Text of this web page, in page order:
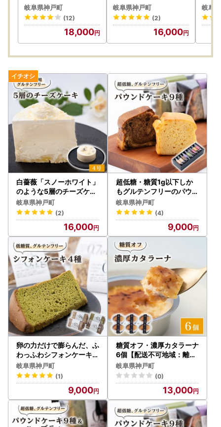
◆ワンストップ特例申請書類の郵送について
12月19日（金）～31日（水）の寄附申込においては、町か
ら申請書の送付は対応できかねます。
お手数ですが、ご自身で申請書をダウンロードして、当町ま
PHONE GRIP」の新型
、iH-700.【1255520
】
岐阜県神戸町
(12)
18,000
ケーキ糖質オフ(4号サ
イズ)薔薇の町からお届
け【配送不可地域：離島
】【1221005】
岐阜県神戸町
(2)
16,000
(すき
ぶ用)
可地
岐阜
白薔薇「スノーホワイト」
のような5層のチーズケー
キ糖質オフ(4号サイズ)薔
薇の町からお届け【配送不
可地域：離島】【122100
岐阜県神戸町
(2)
16,000
超低糖・糖質1g以下しか
もグルテンフリーのパウン
ドケーキ8個+1 (ギフト箱
入り)【1361673】
岐阜県神戸町
(4)
9,000
卵の力だけで膨らんだ、ふ
わっふわシフォンケーキ4
個箱入り グルテンフリー
＆糖質かなりオフ【配送不
可地域：離島】【136172
岐阜県神戸町
(1)
9,000
糖質オフ・濃厚カタラーナ
6個【配送不可地域：離島
】【1361650】
岐阜県神戸町
(0)
13,000